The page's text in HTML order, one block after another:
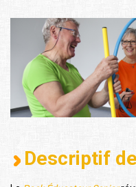
Descriptif